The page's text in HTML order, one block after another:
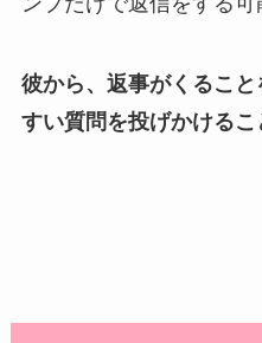
彼から、返事がくるこ
すい質問を投げかけるこ